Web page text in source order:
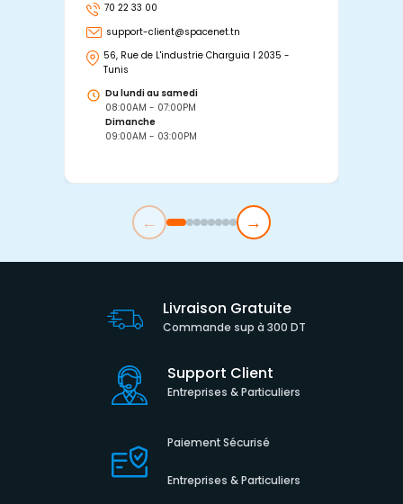
70 22 33 00
support-client@spacenet.tn
56, Rue de L'industrie Charguia I 2035 -
Tunis
Du lundi au samedi
08:00AM - 07:00PM
Dimanche
09:00AM - 03:00PM
← →
Livraison Gratuite
Commande sup à 300 DT
Support Client
Entreprises & Particuliers
Paiement Sécurisé
Entreprises & Particuliers